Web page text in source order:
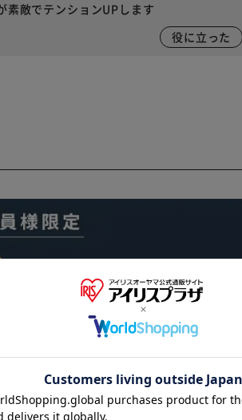
素敵でテンションUPします
役に立った
はこちら
※ご確認ください